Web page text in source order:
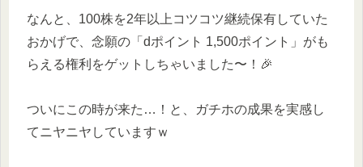
なんと、100株を2年以上コツコツ継続保有していた
おかげで、念願の「dポイント 1,500ポイント」がも
らえる権利をゲットしちゃいました〜！🎉
ついにこの時が来た…！と、ガチホの成果を実感し
てニヤニヤしていますｗ